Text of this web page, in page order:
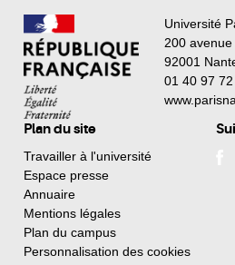
Université
200
92001
01 40 97
Plan du site
Travailler à l'université
Espace presse
Annuaire
Mentions légales
Plan du campus
Personnalisation des cookies